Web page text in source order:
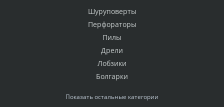
Шуруповерты
Перфораторы
Пилы
Дрели
Лобзики
Болгарки
Показать остальные категории